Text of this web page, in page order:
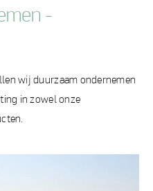
-
wij duurzaam ondernemen
in zowel onze